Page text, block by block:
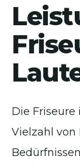
Die
Vielzahl von